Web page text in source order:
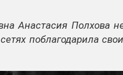
Анастасия Полхова
поблагодарила